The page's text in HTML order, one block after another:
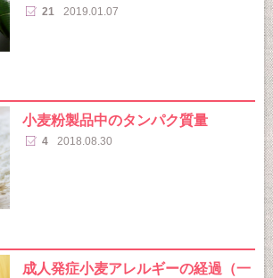
21 2019.01.07
小麦粉製品中のタンパク質量
4 2018.08.30
成人発症小麦アレルギーの経過（一